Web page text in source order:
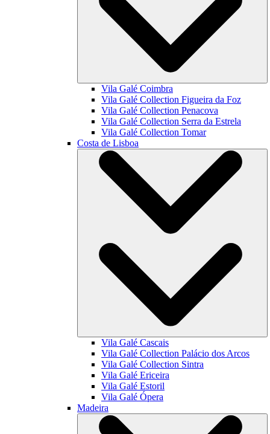
Vila Galé Coimbra
Vila Galé Collection Figueira da Foz
Vila Galé Collection Penacova
Vila Galé Collection Serra da Estrela
Vila Galé Collection Tomar
Costa de Lisboa
Vila Galé Cascais
Vila Galé Collection Palácio dos Arcos
Vila Galé Collection Sintra
Vila Galé Ericeira
Vila Galé Estoril
Vila Galé Ópera
Madeira